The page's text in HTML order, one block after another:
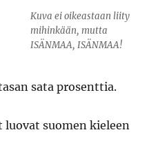
Kuva ei oikeastaan liity
mihinkään, mutta
ISÄNMAA, ISÄNMAA!
sata prosenttia.
luovat suomen kieleen